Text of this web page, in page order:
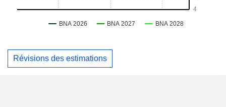
Révisions des estimations